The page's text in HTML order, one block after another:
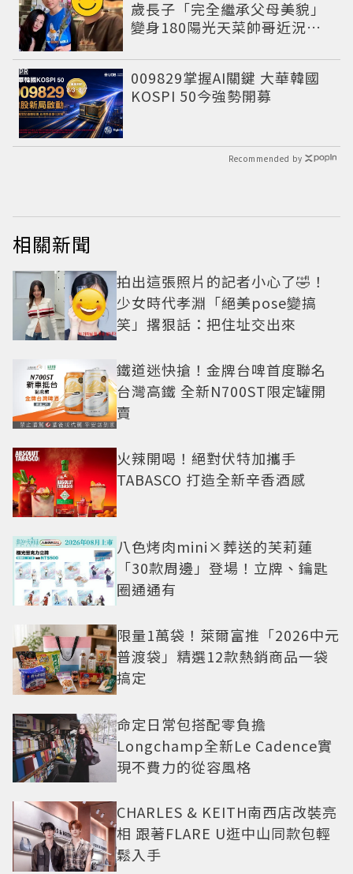
歲長子「完全繼承父母美貌」
變身180陽光天菜帥哥近況曝
009829掌握AI關鍵 大華韓國
KOSPI 50今強勢開募
PR
Recommended by
相關新聞
拍出這張照片的記者小心了🤣！
少女時代孝淵「絕美pose變搞
笑」撂狠話：把住址交出來
鐵道迷快搶！金牌台啤首度聯名
台灣高鐵 全新N700ST限定罐開
賣
火辣開喝！絕對伏特加攜手
TABASCO 打造全新辛香酒感
八色烤肉mini×葬送的芙莉蓮
「30款周邊」登場！立牌、鑰匙
圈通通有
限量1萬袋！萊爾富推「2026中元
普渡袋」精選12款熱銷商品一袋
搞定
命定日常包搭配零負擔
Longchamp全新Le Cadence實
現不費力的從容風格
CHARLES & KEITH南西店改裝亮
相 跟著FLARE U逛中山同款包輕
鬆入手